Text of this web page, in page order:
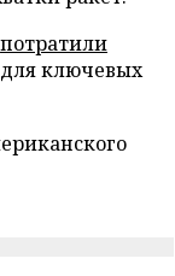
потратили
для ключевых